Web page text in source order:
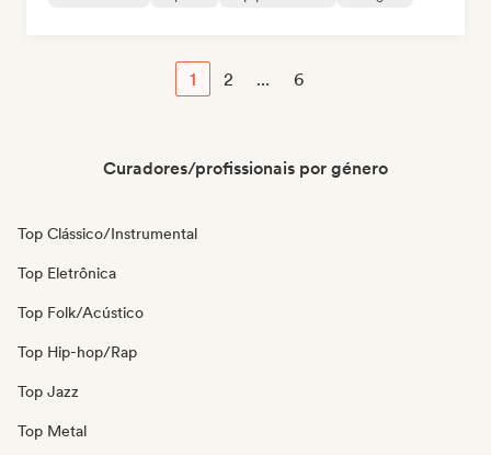
1 2 ... 6
Curadores/profissionais por género
Top Clássico/Instrumental
Top Eletrônica
Top Folk/Acústico
Top Hip-hop/Rap
Top Jazz
Top Metal